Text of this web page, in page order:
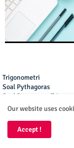
Trigonometri
Soal Pythagoras
Soal Persamaan Trig.
Soal Segitiga Segi-n
Soal Fungsi Trig.
Soal Perbandingan
Our website uses
Accept !